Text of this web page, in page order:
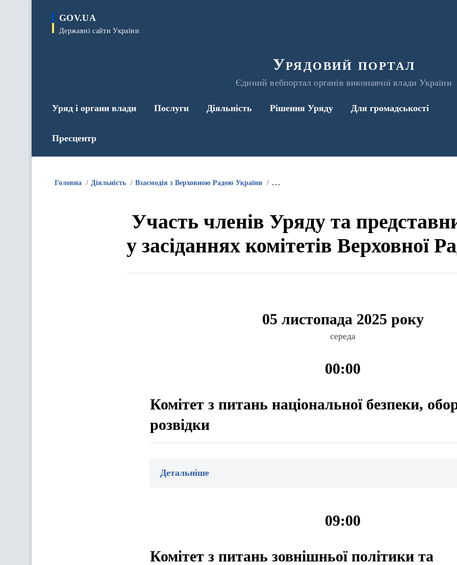
GOV.UA
Державні сайти України
Урядовий портал
Єдиний вебпортал органів виконавчої влади України
Уряд і органи влади Послуги Діяльність Рішення Уряду Для громадськості
Пресцентр
Головна Діяльність Взаємодія з Верховною Радою України Інформація про участь членів Уряду та
Участь членів Уряду та
у засіданнях комітетів Верховної
05 листопада 2025 року
середа
00:00
Комітет з питань національної безпеки,
розвідки
Детальніше
09:00
Комітет з питань зовнішньої політики та